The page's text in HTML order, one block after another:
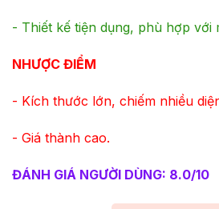
- Thiết kế tiện dụng, phù hợp với
NHƯỢC ĐIỂM
- Kích thước lớn, chiếm nhiều
- Giá thành cao.
ĐÁNH GIÁ NGƯỜI DÙNG: 8.0/10